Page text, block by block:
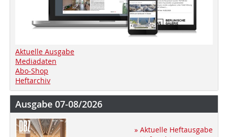
Aktuelle Ausgabe
Mediadaten
Abo-Shop
Heftarchiv
Ausgabe 07-08/2026
» Aktuelle Heftausgabe